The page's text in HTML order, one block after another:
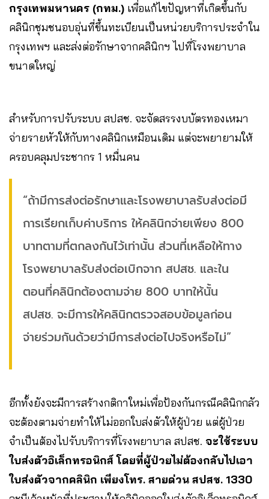
กรุงเทพมหานคร (กทม.) เพื่อแก้ไขปัญหาที่เกิดขึ้นกับ
คลินิกชุมชนอบอุ่นที่ขึ้นทะเบียนเป็นหน่วยบริการประจำใน
กรุงเทพฯ และส่งต่อรักษาจากคลินิกฯ ไปที่โรงพยาบาล
ขนาดใหญ่
สำหรับการปรับระบบ สปสช. จะจัดสรรงบบัตรทองเหมา
จ่ายรายหัวให้กับทางคลินิกเหมือนเดิม แต่จะพยายามให้
ครอบคลุมประชากร 1 หมื่นคน
“ถ้ามีการส่งต่อรักษาและโรงพยาบาลรับส่งต่อมี
การเรียกเก็บค่าบริการ ให้คลินิกจ่ายเพียง 800
บาทตามที่ตกลงกันไว้เท่านั้น ส่วนที่เหลือให้ทาง
โรงพยาบาลรับส่งต่อเบิกจาก สปสช. และใน
ตอนที่คลินิกต้องตามจ่าย 800 บาทให้นั้น
สปสช. จะมีการให้คลินิกตรวจสอบข้อมูลก่อน
จ่ายร่วมกันด้วยว่ามีการส่งต่อไปจริงหรือไม่”
อีกทั้งยังจะมีการสร้างกติกาใหม่เพื่อป้องกันกรณีคลินิกกลัว
จะต้องตามจ่ายทำให้ไม่ออกใบส่งตัวให้ผู้ป่วย แต่ผู้ป่วย
จำเป็นต้องไปรับบริการที่โรงพยาบาล สปสช. จะใช้ระบบ
ใบส่งตัวอิเล็กทรอนิกส์ โดยที่ผู้ป่วยไม่ต้องกลับไปเอา
ใบส่งตัวจากคลินิก เพียงโทร. สายด่วน สปสช. 1330